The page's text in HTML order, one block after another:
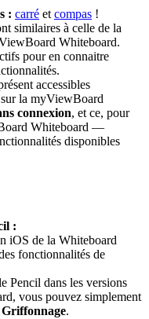
: carré etcompas !
similaires à celle de la
Whiteboard.
pour en connaitre
accessibles
sur la myViewBoard
connexion, et ce, pour
Whiteboard —
disponibles
:
iOS de la Whiteboard
fonctionnalités de
Pencil dans les versions
vous pouvez simplement
Griffonnage.